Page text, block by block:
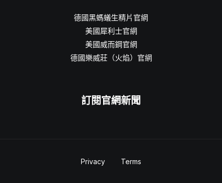
德國黑螞蟻生精片官網
美國犀利士官網
美國威而鋼官網
德國樂威莊（火焰）官網
訂閱官網新聞
Privacy Terms